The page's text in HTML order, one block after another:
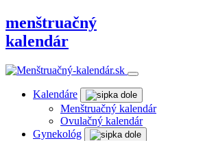
menštruačný
kalendár
Kalendáre
Menštruačný kalendár
Ovulačný kalendár
Gynekológ